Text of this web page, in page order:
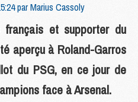
parMarius Cassoly
et supporter du
aperçu à Roland-Garros
du PSG, en ce jour de
face à Arsenal.